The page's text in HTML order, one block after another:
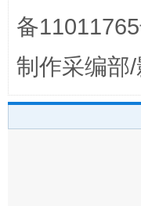
备
制作采编部